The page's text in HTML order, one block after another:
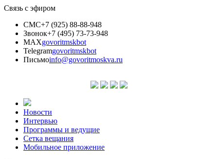
Связь с эфиром
СМС+7 (925) 88-88-948
Звонок+7 (495) 73-73-948
MAXgovoritmskbot
Telegramgovoritmskbot
Письмоinfo@govoritmoskva.ru
Новости
Интервью
Программы и ведущие
Сетка вещания
Мобильное приложение